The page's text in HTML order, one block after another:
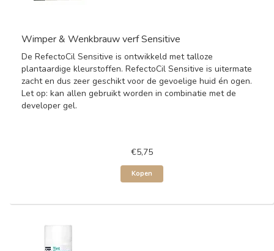
Wimper & Wenkbrauw verf Sensitive
De RefectoCil Sensitive is ontwikkeld met talloze
plantaardige kleurstoffen. RefectoCil Sensitive is uitermate
zacht en dus zeer geschikt voor de gevoelige huid én ogen.
Let op: kan allen gebruikt worden in combinatie met de
developer gel.
€5,75
Kopen